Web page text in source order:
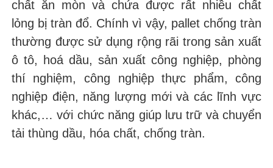
chất ăn mòn và chứa được rất nhiều chất
lỏng bị tràn đổ. Chính vì vậy, pallet chống tràn
thường được sử dụng rộng rãi trong sản xuất
ô tô, hoá dầu, sản xuất công nghiệp, phòng
thí nghiệm, công nghiệp thực phẩm, công
nghiệp điện, năng lượng mới và các lĩnh vực
khác,… với chức năng giúp lưu trữ và chuyển
tải thùng dầu, hóa chất, chống tràn.